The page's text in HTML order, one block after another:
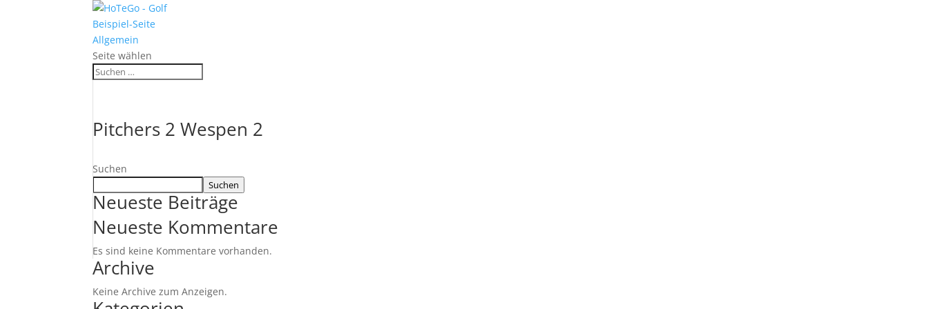
Beispiel-Seite
Allgemein
Seite wählen
Pitchers 2 Wespen 2
Suchen
Suchen
Neueste Beiträge
Neueste Kommentare
Es sind keine Kommentare vorhanden.
Archive
Keine Archive zum Anzeigen.